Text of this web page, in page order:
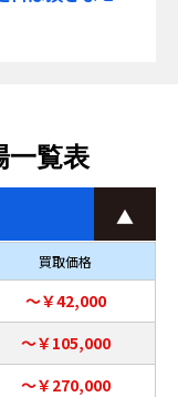
一覧表
買取価格
～￥42,000
～￥105,000
～￥270,000